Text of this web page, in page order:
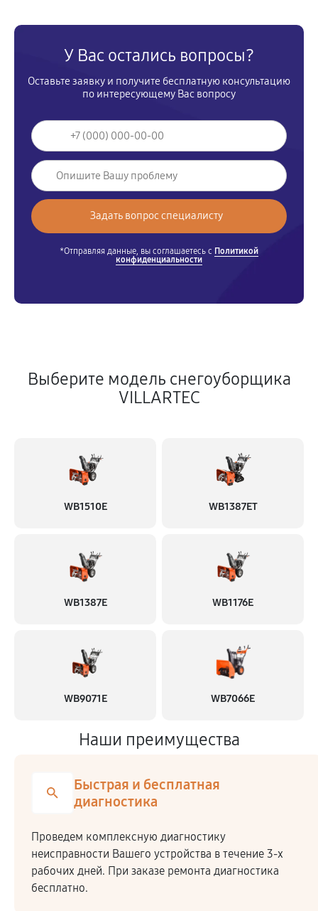
У Вас остались вопросы?
Оставьте заявку и получите бесплатную консультацию
по интересующему Вас вопросу
*Отправляя данные, вы соглашаетесь с Политикой
конфиденциальности
Выберите модель снегоуборщика
VILLARTEC
WB1510E WB1387ET
WB1387E WB1176E
WB9071E WB7066E
Наши преимущества
Быстрая и бесплатная
диагностика
Проведем комплексную диагностику
неисправности Вашего устройства в течение 3-х
рабочих дней. При заказе ремонта диагностика
бесплатно.